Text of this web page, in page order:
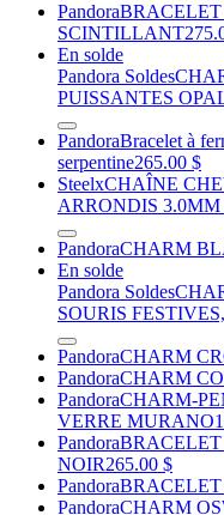
Pandora
SCINTILLANT
En solde
Pandora Soldes
PUISSANTES
PandoraBracelet à
serpentine265.00 $
SteelxCHAÎNE
ARRONDIS
PandoraCHARM
En solde
Pandora Soldes
SOURIS
PandoraCHARM
PandoraCHARM
PandoraCHARM-
VERRE MURANO
Pandora
NOIR265.00 $
Pandora
PandoraCHARM